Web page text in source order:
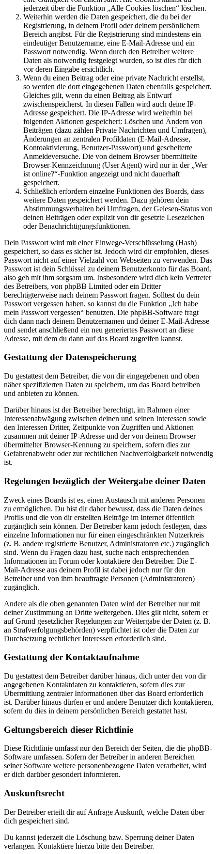
jederzeit über die Funktion „Alle Cookies löschen“ löschen.
Weiterhin werden die Daten gespeichert, die du bei der
Registrierung, in deinem Profil oder deinem persönlichem
Bereich angibst. Für die Registrierung sind mindestens ein
eindeutiger Benutzername, eine E-Mail-Adresse und ein
Passwort notwendig. Wenn durch den Betreiber weitere
Daten als notwendig festgelegt wurden, so ist dies für dich
vor deren Eingabe ersichtlich.
Wenn du einen Beitrag oder eine private Nachricht erstellst,
so werden die dort eingegebenen Daten ebenfalls gespeichert.
Gleiches gilt, wenn du einen Beitrag als Entwurf
zwischenspeicherst. In diesen Fällen wird auch deine IP-
Adresse gespeichert. Die IP-Adresse wird weiterhin bei
folgenden Aktionen gespeichert: Löschen und Ändern von
Beiträgen (dazu zählen Private Nachrichten und Umfragen),
Änderungen an zentralen Profildaten (E-Mail-Adresse,
Kontoaktivierung, Benutzer-Passwort) und gescheiterte
Anmeldeversuche. Die von deinem Browser übermittelte
Browser-Kennzeichnung (User Agent) wird nur in der „Wer
ist online?“-Funktion angezeigt und nicht dauerhaft
gespeichert.
Schließlich erfordern einzelne Funktionen des Boards, dass
weitere Daten gespeichert werden. Dazu gehören dein
Abstimmungsverhalten bei Umfragen, der Gelesen-Status von
deinen Beiträgen oder explizit von dir gesetzte Lesezeichen
oder Benachrichtigungsfunktionen.
Dein Passwort wird mit einer Einwege-Verschlüsselung (Hash)
gespeichert, so dass es sicher ist. Jedoch wird dir empfohlen, dieses
Passwort nicht auf einer Vielzahl von Webseiten zu verwenden. Das
Passwort ist dein Schlüssel zu deinem Benutzerkonto für das Board,
also geh mit ihm sorgsam um. Insbesondere wird dich kein Vertreter
des Betreibers, von phpBB Limited oder ein Dritter
berechtigterweise nach deinem Passwort fragen. Solltest du dein
Passwort vergessen haben, so kannst du die Funktion „Ich habe
mein Passwort vergessen“ benutzen. Die phpBB-Software fragt
dich dann nach deinem Benutzernamen und deiner E-Mail-Adresse
und sendet anschließend ein neu generiertes Passwort an diese
Adresse, mit dem du dann auf das Board zugreifen kannst.
Gestattung der Datenspeicherung
Du gestattest dem Betreiber, die von dir eingegebenen und oben
näher spezifizierten Daten zu speichern, um das Board betreiben
und anbieten zu können.
Darüber hinaus ist der Betreiber berechtigt, im Rahmen einer
Interessenabwägung zwischen deinen und seinen Interessen sowie
den Interessen Dritter, Zeitpunkte von Zugriffen und Aktionen
zusammen mit deiner IP-Adresse und der von deinem Browser
übermittelter Browser-Kennung zu speichern, sofern dies zur
Gefahrenabwehr oder zur rechtlichen Nachverfolgbarkeit notwendig
ist.
Regelungen bezüglich der Weitergabe deiner Daten
Zweck eines Boards ist es, einen Austausch mit anderen Personen
zu ermöglichen. Du bist dir daher bewusst, dass die Daten deines
Profils und die von dir erstellten Beiträge im Internet öffentlich
zugänglich sein können. Der Betreiber kann jedoch festlegen, dass
einzelne Informationen nur für einen eingeschränkten Nutzerkreis
(z. B. andere registrierte Benutzer, Administratoren etc.) zugänglich
sind. Wenn du Fragen dazu hast, suche nach entsprechenden
Informationen im Forum oder kontaktiere den Betreiber. Die E-
Mail-Adresse aus deinem Profil ist dabei jedoch nur für den
Betreiber und von ihm beauftragte Personen (Administratoren)
zugänglich.
Andere als die oben genannten Daten wird der Betreiber nur mit
deiner Zustimmung an Dritte weitergeben. Dies gilt nicht, sofern er
auf Grund gesetzlicher Regelungen zur Weitergabe der Daten (z. B.
an Strafverfolgungsbehörden) verpflichtet ist oder die Daten zur
Durchsetzung rechtlicher Interessen erforderlich sind.
Gestattung der Kontaktaufnahme
Du gestattest dem Betreiber darüber hinaus, dich unter den von dir
angegebenen Kontaktdaten zu kontaktieren, sofern dies zur
Übermittlung zentraler Informationen über das Board erforderlich
ist. Darüber hinaus dürfen er und andere Benutzer dich kontaktieren,
sofern du dies in deinem persönlichen Bereich gestattet hast.
Geltungsbereich dieser Richtlinie
Diese Richtlinie umfasst nur den Bereich der Seiten, die die phpBB-
Software umfassen. Sofern der Betreiber in anderen Bereichen
seiner Software weitere personenbezogene Daten verarbeitet, wird
er dich darüber gesondert informieren.
Auskunftsrecht
Der Betreiber erteilt dir auf Anfrage Auskunft, welche Daten über
dich gespeichert sind.
Du kannst jederzeit die Löschung bzw. Sperrung deiner Daten
verlangen. Kontaktiere hierzu bitte den Betreiber.